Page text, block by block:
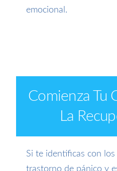
emocional.
Comienza Tu
La
Si te identificas con los
trastorno de pánico y